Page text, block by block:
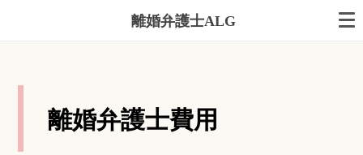
離婚弁護士ALG
離婚弁護士費用